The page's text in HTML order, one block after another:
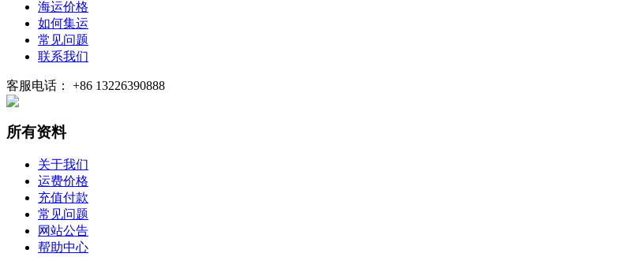
海运价格
如何集运
常见问题
联系我们
客服电话： +86 13226390888
所有资料
关于我们
运费价格
充值付款
常见问题
网站公告
帮助中心